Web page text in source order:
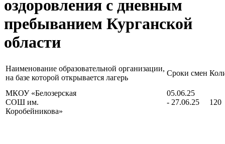
оздоровления с дневным
пребыванием Курганской
области
Наименование образовательной организации,
на базе которой открывается лагерь
​Сроки смен
​МКОУ «Белозерская
СОШ им.
Коробейникова»
​05.06.25
- 27.06.25
​120